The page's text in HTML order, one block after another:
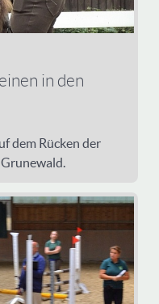
in den
dem Rücken der